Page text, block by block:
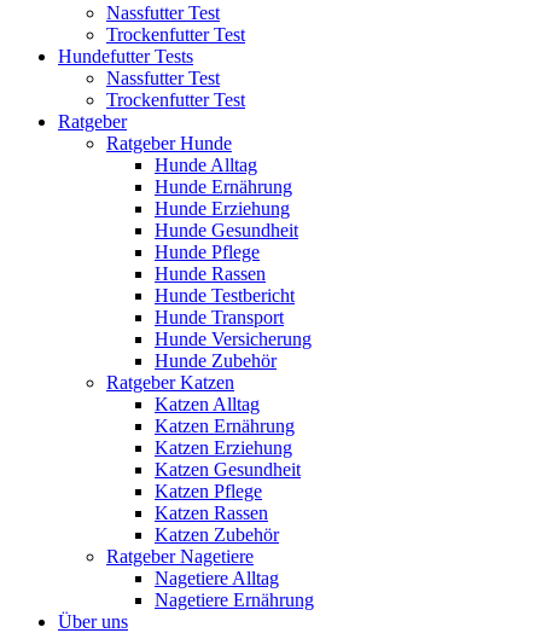
Nassfutter Test
Trockenfutter Test
Hundefutter Tests
Nassfutter Test
Trockenfutter Test
Ratgeber
Ratgeber Hunde
Hunde Alltag
Hunde Ernährung
Hunde Erziehung
Hunde Gesundheit
Hunde Pflege
Hunde Rassen
Hunde Testbericht
Hunde Transport
Hunde Versicherung
Hunde Zubehör
Ratgeber Katzen
Katzen Alltag
Katzen Ernährung
Katzen Erziehung
Katzen Gesundheit
Katzen Pflege
Katzen Rassen
Katzen Zubehör
Ratgeber Nagetiere
Nagetiere Alltag
Nagetiere Ernährung
Über uns